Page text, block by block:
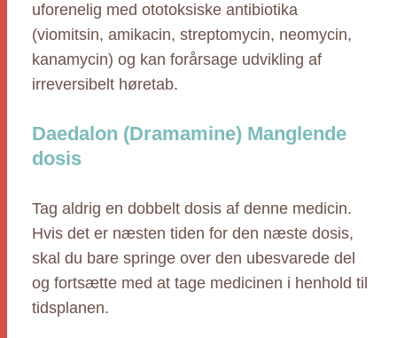
uforenelig med ototoksiske antibiotika
(viomitsin, amikacin, streptomycin, neomycin,
kanamycin) og kan forårsage udvikling af
irreversibelt høretab.
Daedalon (Dramamine) Manglende
dosis
Tag aldrig en dobbelt dosis af denne medicin.
Hvis det er næsten tiden for den næste dosis,
skal du bare springe over den ubesvarede del
og fortsætte med at tage medicinen i henhold til
tidsplanen.